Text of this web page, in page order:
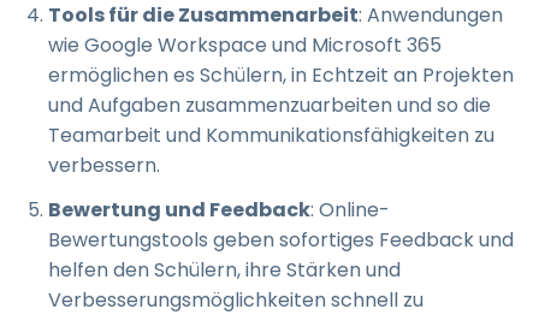
Tools für die Zusammenarbeit: Anwendungen
wie Google Workspace und Microsoft 365
ermöglichen es Schülern, in Echtzeit an Projekten
und Aufgaben zusammenzuarbeiten und so die
Teamarbeit und Kommunikationsfähigkeiten zu
verbessern.
Bewertung und Feedback: Online-
Bewertungstools geben sofortiges Feedback und
helfen den Schülern, ihre Stärken und
Verbesserungsmöglichkeiten schnell zu